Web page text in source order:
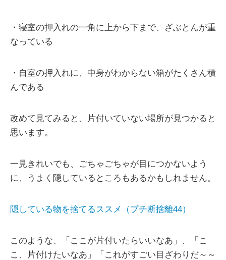
・寝室の押入れの一角に上から下まで、ざぶとんが重
なっている
・自室の押入れに、中身がわからない箱がたくさん積
んである
改めて見てみると、片付いていない場所が見つかると
思います。
一見きれいでも、ごちゃごちゃが目につかないよう
に、うまく隠しているところもあるかもしれません。
隠している物を捨てるススメ（プチ断捨離44）
このような、「ここが片付いたらいいなあ」、「こ
こ、片付けたいなあ」「これがすごい目ざわりだ～～